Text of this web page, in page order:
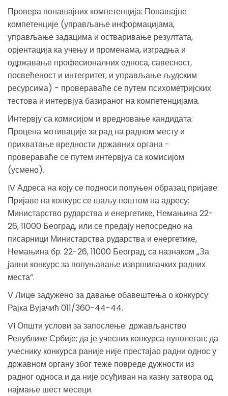
Провера понашајних компетенција: Понашајне
компетенције (управљање информацијама,
управљање задацима и остваривање резултата,
орјентација ка учењу и променама, изградња и
одржавање професионалних односа, савесност,
посвећеност и интегритет, и управљање људским
ресурсима) - провераваће се путем психометријских
тестова и интервјуа базираног на компетенцијама.
Интервју са комисијом и вредновање кандидата:
Процена мотивације за рад на радном месту и
прихватање вредности државних органа -
провераваће се путем интервјуа са комисијом
(усмено).
IV Адреса на коју се подноси попуњен образац пријаве:
Пријаве на конкурс се шаљу поштом на адресу:
Министарство рударства и енергетике, Немањина 22-
26, 11000 Београд, или се предају непосредно на
писарници Министарства рударства и енергетике,
Немањина бр. 22-26, 11000 Београд, са назнаком „За
јавни конкурс за попуњавање извршилачких радних
места”.
V Лицe задуженo за давање обавештења о конкурсу:
Рајка Вујачић 011/360-44-44.
VI Општи услови за запослење: држављанство
Републике Србије; да је учесник конкурса пунолетан; да
учеснику конкурса раније није престајао радни однос у
државном органу због теже повреде дужности из
радног односа и да није осуђиван на казну затвора од
најмање шест месеци.